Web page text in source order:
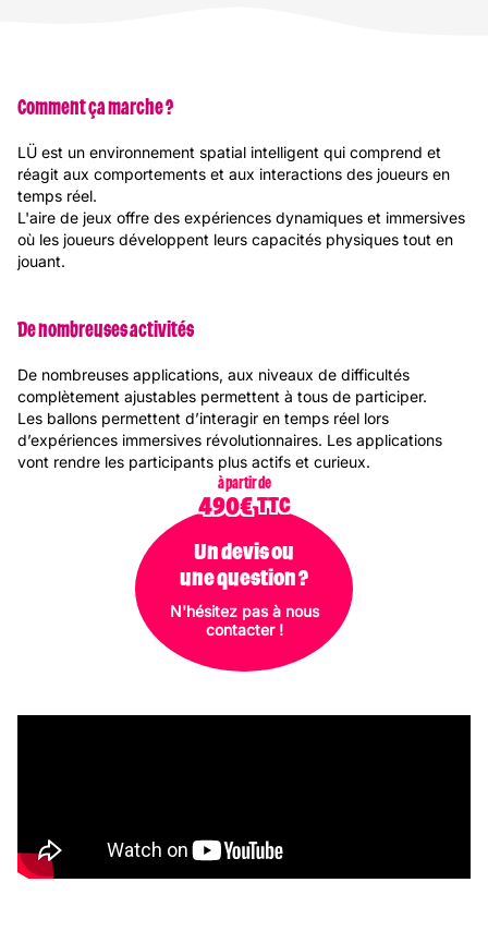
Comment ça marche ?
LÜ est un environnement spatial intelligent qui comprend et
réagit aux comportements et aux interactions des joueurs en
temps réel.
L'aire de jeux offre des expériences dynamiques et immersives
où les joueurs développent leurs capacités physiques tout en
jouant.
De nombreuses activités
De nombreuses applications, aux niveaux de difficultés
complètement ajustables permettent à tous de participer.
Les ballons permettent d’interagir en temps réel lors
d’expériences immersives révolutionnaires. Les applications
vont rendre les participants plus actifs et curieux.
à partir de
490€
Un devis ou
une question ?
N'hésitez pas à nous
contacter !